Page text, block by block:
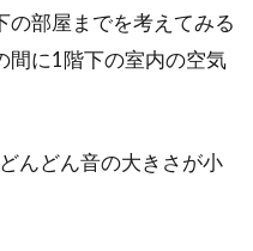
の部屋までを考えてみる
間に1階下の室内の空気
んどん音の大きさが小